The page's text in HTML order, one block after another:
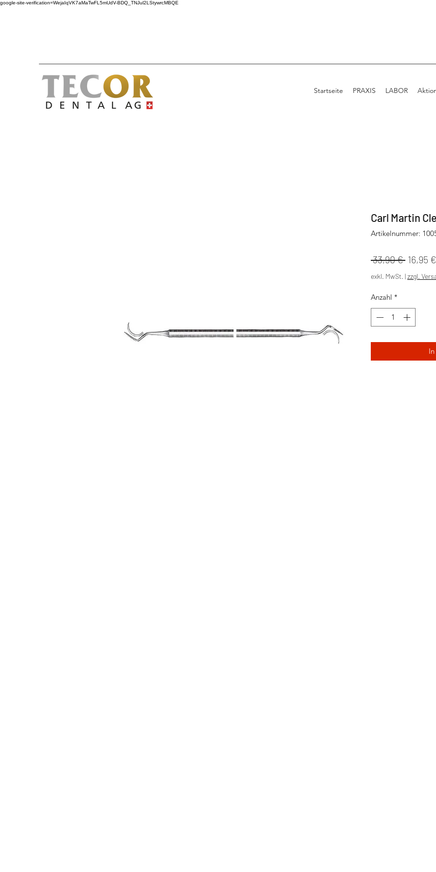
google-site-verification=WejaIqVK7aMaTwFL5mUdV-BDQ_TNJul2LStywrcMBQE
Startseite PRAXIS LABOR
Carl Martin
Artikelnummer:
33,90 € 16,95 €
exkl. MwSt. |zzgl.
Anzahl *